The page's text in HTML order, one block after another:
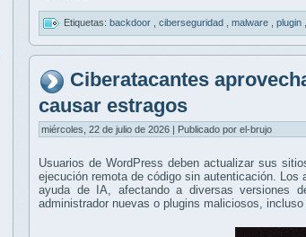
Etiquetas: backdoor ciberseguridad malware plugin
Ciberatacantes
causar estragos
miércoles, 22 de julio de 2026 | Publicado por el-brujo
Usuarios de WordPress deben actualizar sus
ejecución remota de código sin autenticación.
ayuda de IA, afectando a diversas versiones
administrador nuevas o plugins maliciosos, incluso